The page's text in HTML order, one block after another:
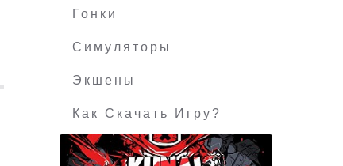
Гонки
Симуляторы
Экшены
Как Скачать Игру?